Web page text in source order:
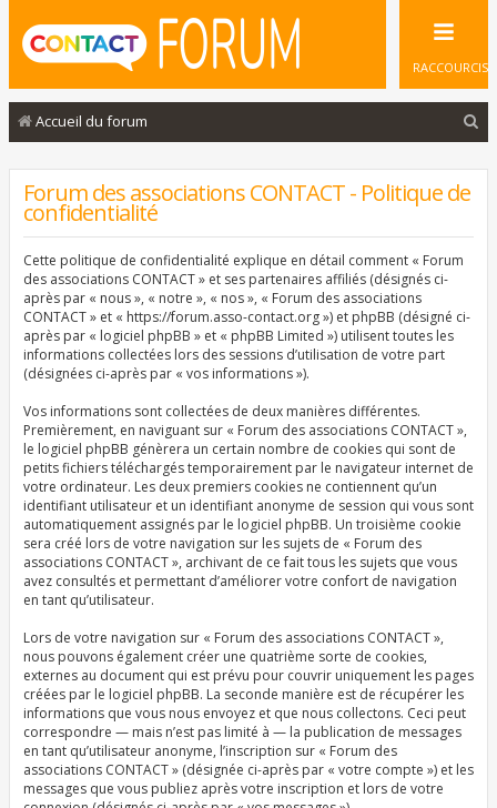
RACCOURCIS
Accueil du forum
Forum des associations CONTACT - Politique de
confidentialité
Cette politique de confidentialité explique en détail comment « Forum
des associations CONTACT » et ses partenaires affiliés (désignés ci-
après par « nous », « notre », « nos », « Forum des associations
CONTACT » et « https://forum.asso-contact.org ») et phpBB (désigné ci-
après par « logiciel phpBB » et « phpBB Limited ») utilisent toutes les
informations collectées lors des sessions d’utilisation de votre part
(désignées ci-après par « vos informations »).
Vos informations sont collectées de deux manières différentes.
Premièrement, en naviguant sur « Forum des associations CONTACT »,
le logiciel phpBB génèrera un certain nombre de cookies qui sont de
petits fichiers téléchargés temporairement par le navigateur internet de
votre ordinateur. Les deux premiers cookies ne contiennent qu’un
identifiant utilisateur et un identifiant anonyme de session qui vous sont
automatiquement assignés par le logiciel phpBB. Un troisième cookie
sera créé lors de votre navigation sur les sujets de « Forum des
associations CONTACT », archivant de ce fait tous les sujets que vous
avez consultés et permettant d’améliorer votre confort de navigation
en tant qu’utilisateur.
Lors de votre navigation sur « Forum des associations CONTACT »,
nous pouvons également créer une quatrième sorte de cookies,
externes au document qui est prévu pour couvrir uniquement les pages
créées par le logiciel phpBB. La seconde manière est de récupérer les
informations que vous nous envoyez et que nous collectons. Ceci peut
correspondre — mais n’est pas limité à — la publication de messages
en tant qu’utilisateur anonyme, l’inscription sur « Forum des
associations CONTACT » (désignée ci-après par « votre compte ») et les
messages que vous publiez après votre inscription et lors de votre